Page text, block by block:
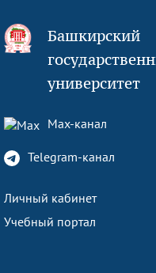
Башкирский
университет
Max-канал
Telegram-канал
Личный кабинет
Учебный портал